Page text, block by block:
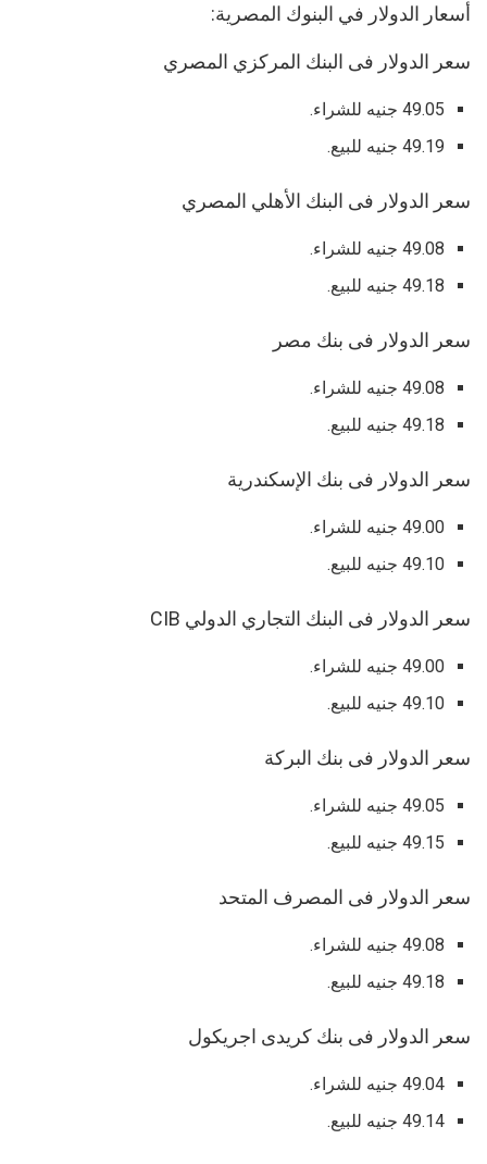
أسعار الدولار في البنوك المصرية:
سعر الدولار فى البنك المركزي المصري
49.05 جنيه للشراء.
49.19 جنيه للبيع.
سعر الدولار فى البنك الأهلي المصري
49.08 جنيه للشراء.
49.18 جنيه للبيع.
سعر الدولار فى بنك مصر
49.08 جنيه للشراء.
49.18 جنيه للبيع.
سعر الدولار فى بنك الإسكندرية
49.00 جنيه للشراء.
49.10 جنيه للبيع.
سعر الدولار فى البنك التجاري الدولي CIB
49.00 جنيه للشراء.
49.10 جنيه للبيع.
سعر الدولار فى بنك البركة
49.05 جنيه للشراء.
49.15 جنيه للبيع.
سعر الدولار فى المصرف المتحد
49.08 جنيه للشراء.
49.18 جنيه للبيع.
سعر الدولار فى بنك كريدى اجريكول
49.04 جنيه للشراء.
49.14 جنيه للبيع.